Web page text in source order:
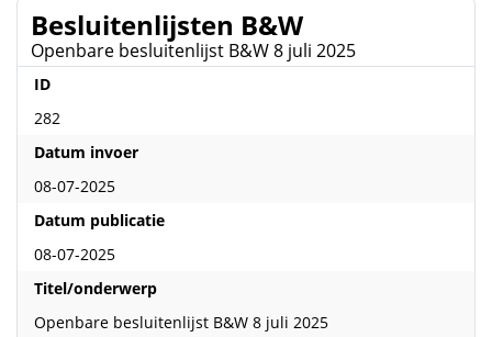
Besluitenlijsten B&W
Openbare besluitenlijst B&W 8 juli 2025
ID
282
Datum invoer
08-07-2025
Datum publicatie
08-07-2025
Titel/onderwerp
Openbare besluitenlijst B&W 8 juli 2025